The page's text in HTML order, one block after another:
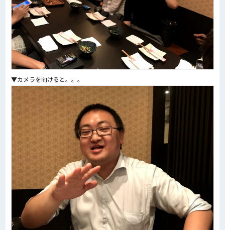
▼カメラを向けると。。。